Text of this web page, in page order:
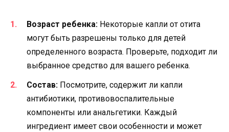
Возраст ребенка: Некоторые капли от отита
могут быть разрешены только для детей
определенного возраста. Проверьте, подходит ли
выбранное средство для вашего ребенка.
Состав: Посмотрите, содержит ли капли
антибиотики, противовоспалительные
компоненты или анальгетики. Каждый
ингредиент имеет свои особенности и может